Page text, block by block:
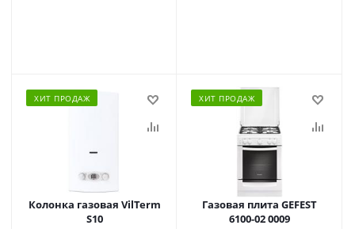
ХИТ ПРОДАЖ
Колонка газовая VilTerm
S10
ХИТ ПРОДАЖ
Газовая плита GEFEST
6100-02 0009